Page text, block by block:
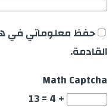
حفظ معلوماتي في
القادمة.
Math Captcha
+ 4 = 13